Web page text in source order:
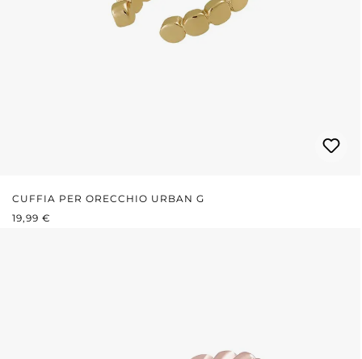
CUFFIA PER ORECCHIO URBAN G
PREZZO NORMALE:
19,99 €